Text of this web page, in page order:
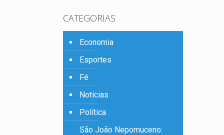
CATEGORIAS
Economia
Esportes
Fé
Notícias
Política
São João Nepomuceno: